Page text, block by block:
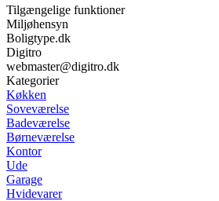
Tilgængelige funktioner
Miljøhensyn
Boligtype.dk
Digitro
webmaster@digitro.dk
Kategorier
Køkken
Soveværelse
Badeværelse
Børneværelse
Kontor
Ude
Garage
Hvidevarer